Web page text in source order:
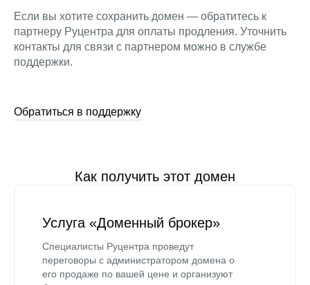
Если вы хотите сохранить домен — обратитесь к
партнеру Руцентра для оплаты продления. Уточнить
контакты для связи с партнером можно в службе
поддержки.
Обратиться в поддержку
Как получить этот домен
Услуга «Доменный брокер»
Специалисты Руцентра проведут
переговоры с администратором домена о
его продаже по вашей цене и организуют